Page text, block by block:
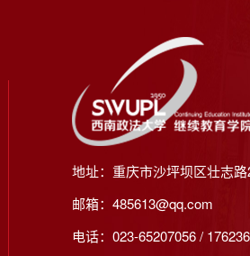
地址：重庆市沙坪坝区壮志
邮箱：485613@qq.com
电话：023-65207056 /